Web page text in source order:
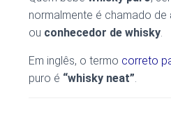
normalmente é chamado de
ou conhecedor de whisky.
Em inglês, o termo correto
puro é “whisky neat”.